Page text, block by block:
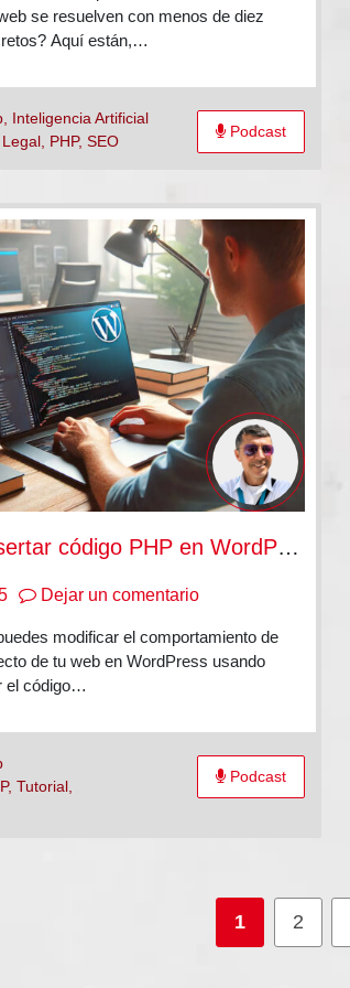
la
tu
web?
se resuelven con menos de diez
Aquí están,…
, Inteligencia Artificial
Legal, PHP, SEO
Podcast
¿Cómo insertar código PHP en WordPress?
Dejar un comentarioen
insertar
código
WordPress?
modificar el comportamiento de
de tu web en WordPress usando
el código…
, Tutorial
Podcast
1 2